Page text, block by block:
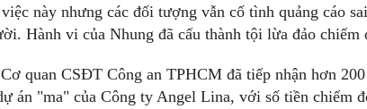
này nhưng các đối tượng vẫn cố tình quảng cáo
Hành vi của Nhung đã cấu thành tội lừa đảo chiếm
quan CSĐT Công an TPHCM đã tiếp nhận hơn
án "ma" của Công ty Angel Lina, với số tiền chiếm